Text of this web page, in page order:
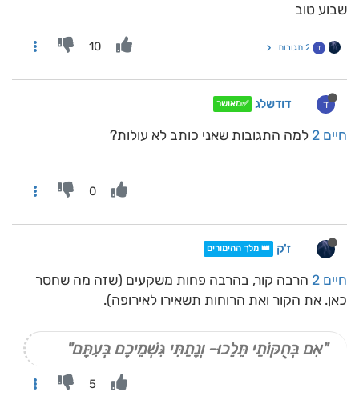
שבוע טוב
ד 2 תגובות 10
ד דודשלג ✅מאושר
חיים 2 למה התגובות שאני כותב לא עולות?
0
ז'ק 👑 מלך ההימורים
חיים 2
הרבה קור, בהרבה פחות משקעים (שזה מה שחסר
כאן. את הקור ואת הרוחות תשאירו לאירופה).
"אִם בְּחֻקּוֹתַי תֵּלֵכוּ- וְנָתַתִּי גִּשְׁמֵיכֶם בְּעִתָּם"
5